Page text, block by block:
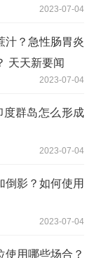
2023-07-04
汁？急性肠胃炎
天天新要闻
2023-07-04
群岛怎么形成
2023-07-04
倒影？如何使用
2023-07-04
使用哪些场合？